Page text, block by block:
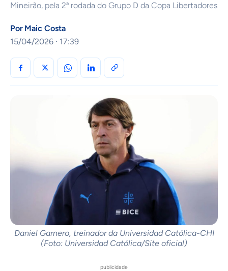
Mineirão, pela 2ª rodada do Grupo D da Copa Libertadores
Por Maic Costa
15/04/2026 · 17:39
Daniel Garnero, treinador da Universidad Católica-CHI
(Foto: Universidad Católica/Site oficial)
publicidade